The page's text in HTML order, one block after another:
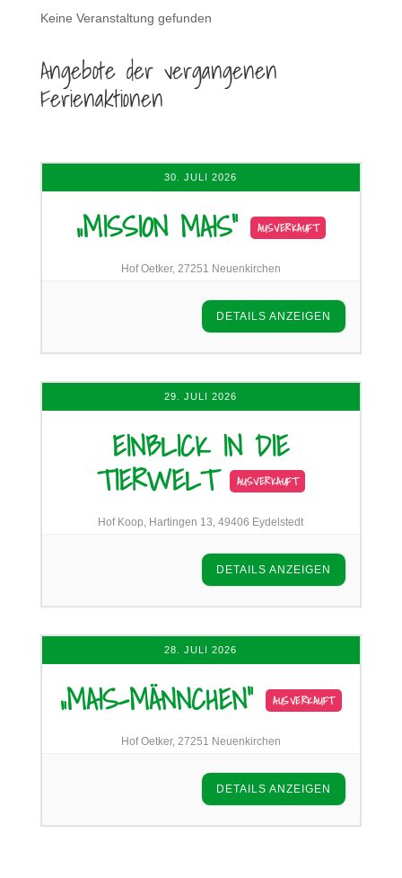
Keine Veranstaltung gefunden
Angebote der vergangenen
Ferienaktionen
30. JULI 2026
„MISSION MAIS“ AUSVERKAUFT
Hof Oetker, 27251 Neuenkirchen
DETAILS ANZEIGEN
29. JULI 2026
EINBLICK IN DIE
TIERWELT AUSVERKAUFT
Hof Koop, Hartingen 13, 49406 Eydelstedt
DETAILS ANZEIGEN
28. JULI 2026
„MAIS-MÄNNCHEN“ AUSVERKAUFT
Hof Oetker, 27251 Neuenkirchen
DETAILS ANZEIGEN